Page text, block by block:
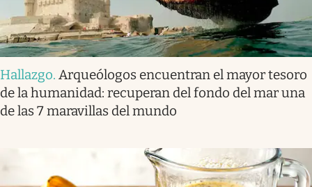
Hallazgo. Arqueólogos encuentran el mayor tesoro
de la humanidad: recuperan del fondo del mar una
de las 7 maravillas del mundo